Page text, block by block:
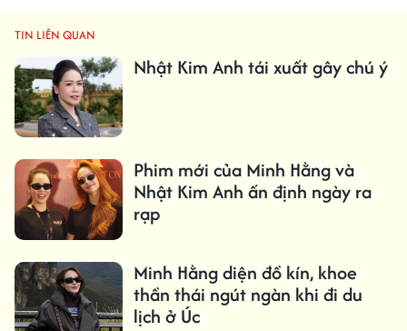
TIN LIÊN QUAN
Nhật Kim Anh tái xuất gây chú ý
Phim mới của Minh Hằng và
Nhật Kim Anh ấn định ngày ra
rạp
Minh Hằng diện đồ kín, khoe
thần thái ngút ngàn khi đi du
lịch ở Úc